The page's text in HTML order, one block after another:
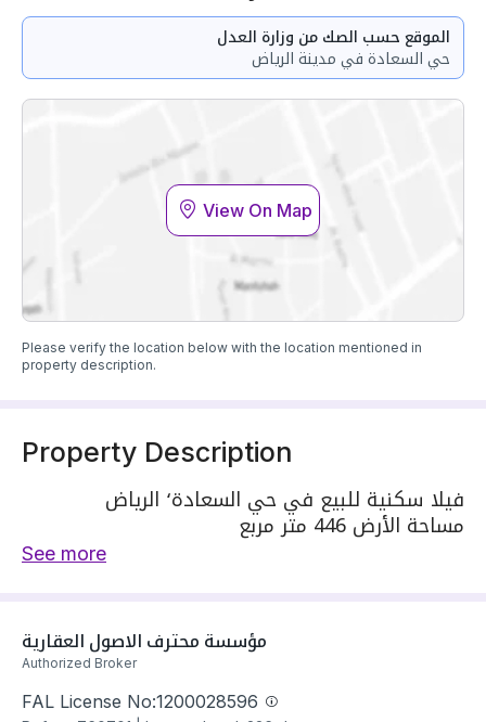
الموقع حسب الصك من وزارة العدل
حي السعادة في مدينة الرياض
View On Map
Please verify the location below with the location mentioned in
property description.
Property Description
فيلا سكنية للبيع في حي السعادة٬ الرياض
مساحة الأرض 446 متر مربع
See more
مؤسسة محترف الاصول العقارية
Authorized Broker
FAL License No:1200028596